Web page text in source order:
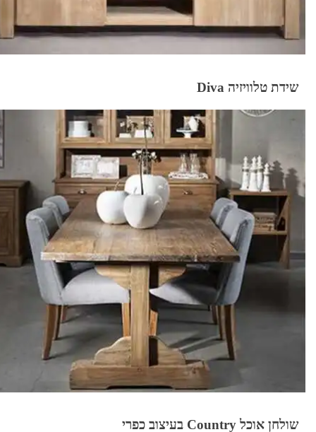
שידת טלוויזיה Diva
שולחן אוכל Country בעיצוב כפרי